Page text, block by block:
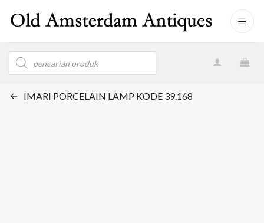
Products
search
IMARI PORCELAIN LAMP KODE 39.168